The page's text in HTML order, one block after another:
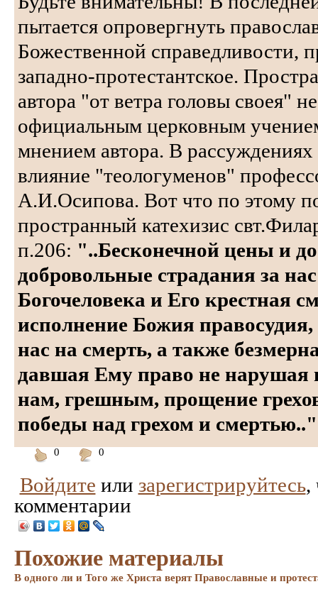
пытается опровергнуть
Божественной справедливости,
западно-протестантское.
автора "от ветра головы своея"
официальным церковным
мнением автора. В рассуждениях
влияние "теологуменов"
А.И.Осипова. Вот что по этому
пространный катехизис
п.206: "..Бесконечной цены и
добровольные страдания за
Богочеловека и Его крестная
исполнение Божия правосудия,
нас на смерть, а также
давшая Ему право не нарушая
нам, грешным, прощение
победы над грехом и смертью.."
0
понравилось
0
Войдите или зарегистрируйтесь,
комментарии
Похожие материалы
В одного ли и Того же Христа верят Православные и